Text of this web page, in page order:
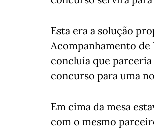
Esta era a solução
Acompanhamento de
concluía que
concurso para uma
Em cima da mesa
com o mesmo